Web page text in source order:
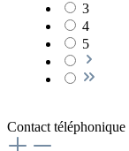
3
4
5
Contact téléphonique